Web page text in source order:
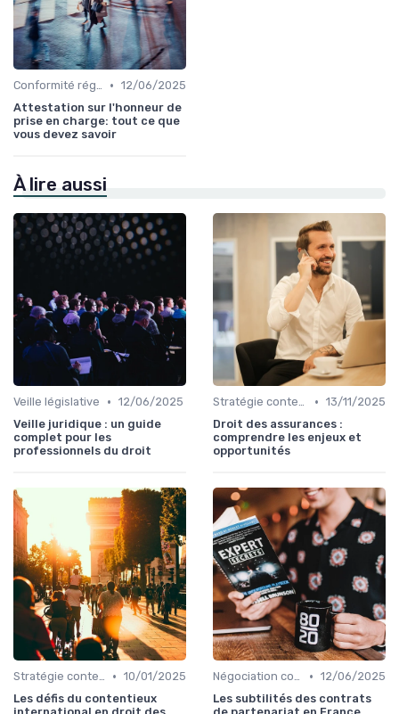
Conformité réglementaire • 12/06/2025
Attestation sur l'honneur de
prise en charge: tout ce que
vous devez savoir
À lire aussi
Veille législative • 12/06/2025
Veille juridique : un guide
complet pour les
professionnels du droit
Stratégie contentieuse • 13/11/2025
Droit des assurances :
comprendre les enjeux et
opportunités
Stratégie contentieuse • 10/01/2025
Les défis du contentieux
Négociation contrats • 12/06/2025
Les subtilités des contrats